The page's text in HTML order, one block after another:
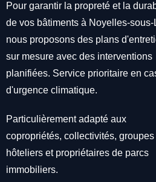
Pour garantir la propreté et la
de vos bâtiments à Noyelles-sous-
nous proposons des plans
sur mesure avec des interventions
planifiées. Service prioritaire en
d'urgence climatique.
Particulièrement adapté aux
copropriétés, collectivités, groupes
hôteliers et propriétaires de parcs
immobiliers.